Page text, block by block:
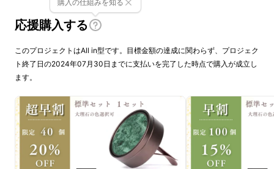
応援購入する
購入の仕組みを知る
このプロジェクトはAll in型です。目標金額の達成に関わらず、プロジェク
ト終了日の2024年07月30日までに支払いを完了した時点で購入が成立し
ます。